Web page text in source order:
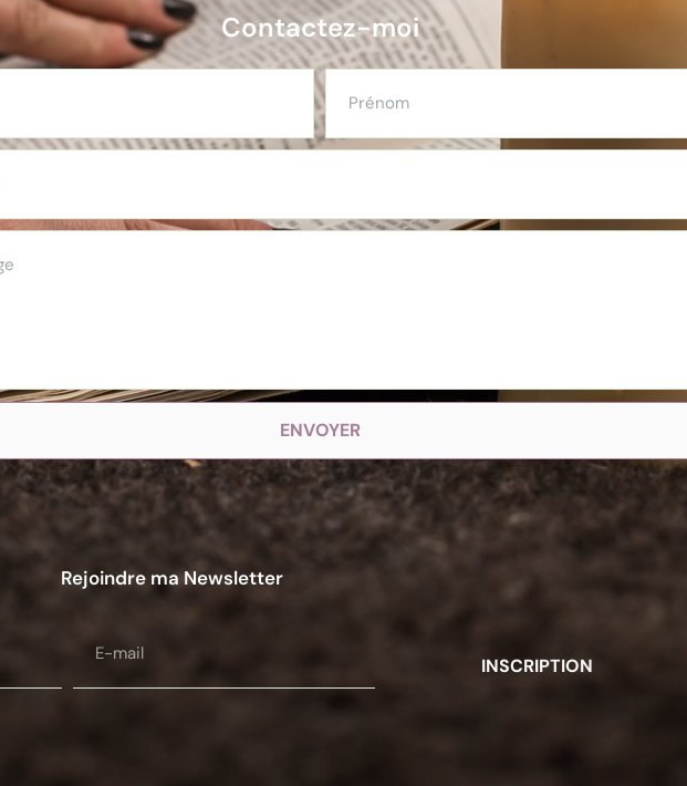
Contactez-moi
ENVOYER
Rejoindre ma Newsletter
INSCRIPTION